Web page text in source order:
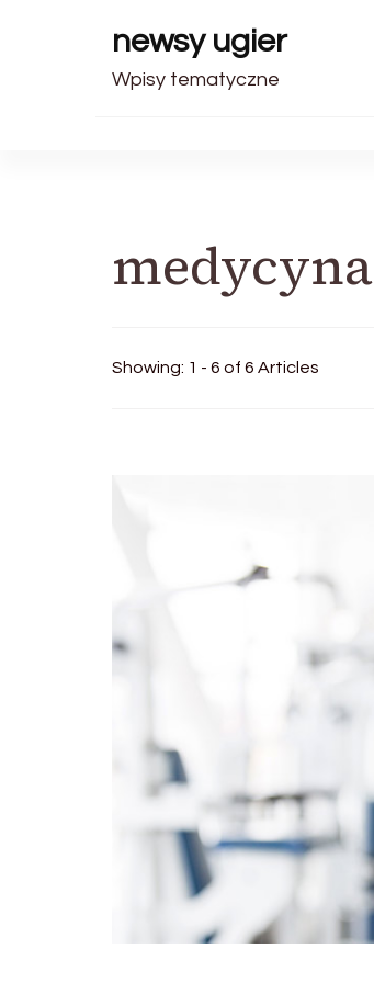
newsy ugier
Wpisy tematyczne
medycyna
Showing: 1 - 6 of 6 Articles